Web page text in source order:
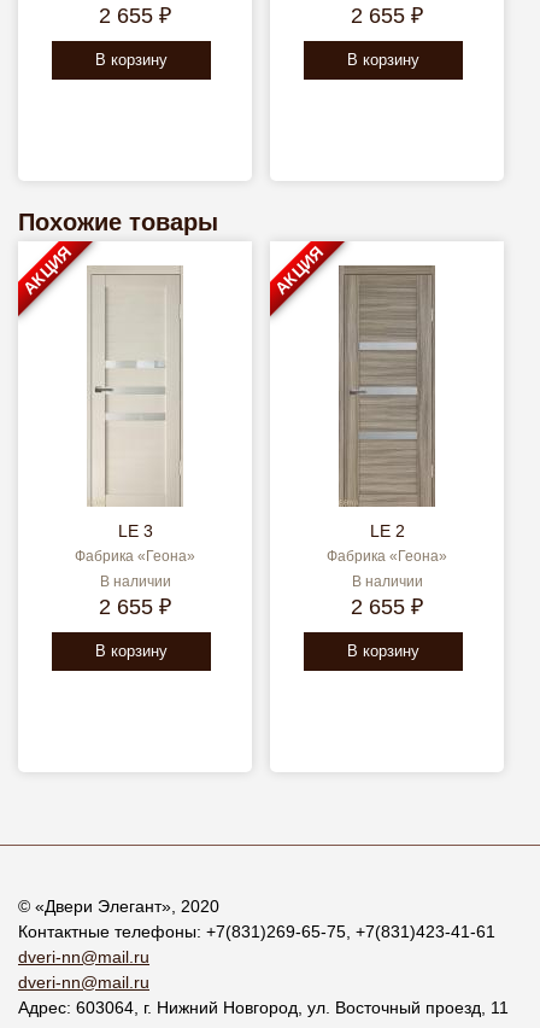
2 655 ₽
В корзину
2 655 ₽
В корзину
Похожие товары
LE 3
Фабрика «Геона»
В наличии
2 655 ₽
В корзину
АКЦИЯ
LE 2
Фабрика «Геона»
В наличии
2 655 ₽
В корзину
АКЦИЯ
© «Двери Элегант», 2020
Контактные телефоны: +7(831)269-65-75 +7(831)423-41-61
dveri-nn@mail.ru
dveri-nn@mail.ru
Адрес: 603064 , г. Нижний Новгород ул. Восточный проезд, 11